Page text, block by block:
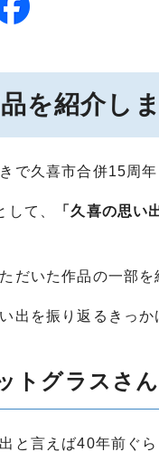
を紹介し
で久喜市合併15周
て、 「久喜の思い
だいた作品の一部を
出を振り返るきっか
トグラスさん
と言えば40年前ぐ